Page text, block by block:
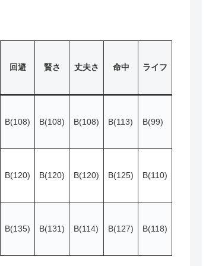
回避 賢さ 丈夫さ 命中 ライフ
B(108) B(108) B(108) B(113) B(99)
B(120) B(120) B(120) B(125) B(110)
B(135) B(131) B(114) B(127) B(118)